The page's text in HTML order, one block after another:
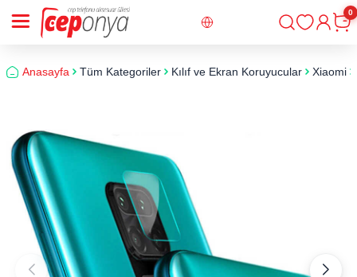
Giriş
0
Anasayfa Tüm Kategoriler Kılıf ve Ekran Koruyucular Xiaomi